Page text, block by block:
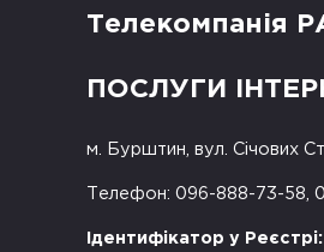
Телекомпанія
ПОСЛУГИ
м. Бурштин, вул. Січових
Телефон: 096-888-73-58,
Ідентифікатор у Реєстрі: